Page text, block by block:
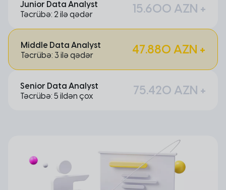
Junior Data Analyst
Təcrübə: 2 ilə qədər
15.600 AZN +
Middle Data Analyst
Təcrübə: 3 ilə qədər
47.880 AZN +
Senior Data Analyst
Təcrübə: 5 ildən çox
75.420 AZN +